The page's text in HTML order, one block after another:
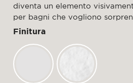
diventa un elemento
per bagni che vogliono
Finitura